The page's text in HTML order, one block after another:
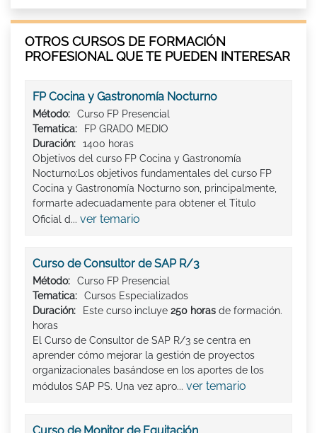
OTROS CURSOS DE FORMACIÓN
PROFESIONAL QUE TE PUEDEN INTERESAR
FP Cocina y Gastronomía Nocturno
Método:
Curso FP Presencial
Tematica:
FP GRADO MEDIO
Duración:
1400 horas
Objetivos del curso FP Cocina y Gastronomía
Nocturno:Los objetivos fundamentales del curso FP
Cocina y Gastronomía Nocturno son, principalmente,
formarte adecuadamente para obtener el Titulo
Oficial d... ver temario
Curso de Consultor de SAP R/3
Método:
Curso FP Presencial
Tematica:
Cursos Especializados
Duración:
Este curso incluye 250 horas de formación.
horas
El Curso de Consultor de SAP R/3 se centra en
aprender cómo mejorar la gestión de proyectos
organizacionales basándose en los aportes de los
módulos SAP PS. Una vez apro... ver temario